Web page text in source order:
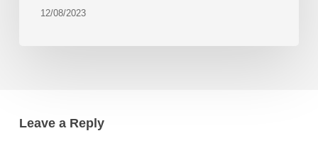
12/08/2023
Leave a Reply